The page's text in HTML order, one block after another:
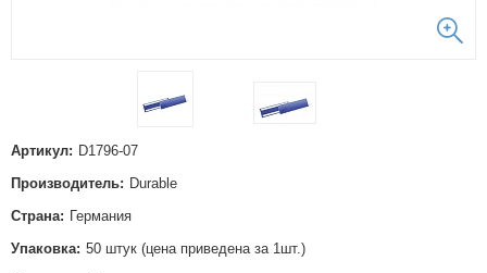
Артикул: D1796-07
Производитель: Durable
Страна: Германия
Упаковка: 50 штук (цена приведена за 1шт.)